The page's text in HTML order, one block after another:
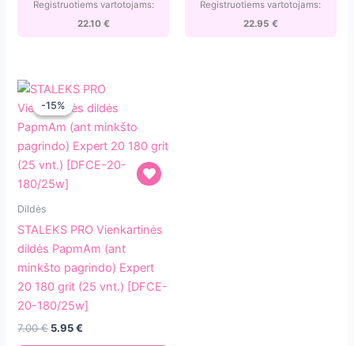
Registruotiems vartotojams:
22.10 €
71-Registruotiems vartotojams:
22.95 €
-15%
STALEKS
PapmAm
pagrindo)
-15%
Dildės
STALEKS PRO Vienkartinės
dildės PapmAm (ant
minkšto pagrindo) Expert
20 180 grit (25 vnt.) [DFCE-
20-180/25w]
7.00€ Original
5.95€